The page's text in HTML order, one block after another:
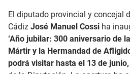
El diputado provincial y concejal
Cádiz José Manuel Cossi ha
‘Año jubilar: 300 aniversario de
Mártir y la Hermandad de
podrá visitar hasta el 13 de junio,